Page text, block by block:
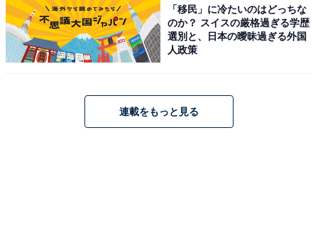
「移民」に冷たいのはどっちな
のか？ スイスの厳格過ぎる学歴
選別と、日本の曖昧過ぎる外国
人政策
連載をもっと見る